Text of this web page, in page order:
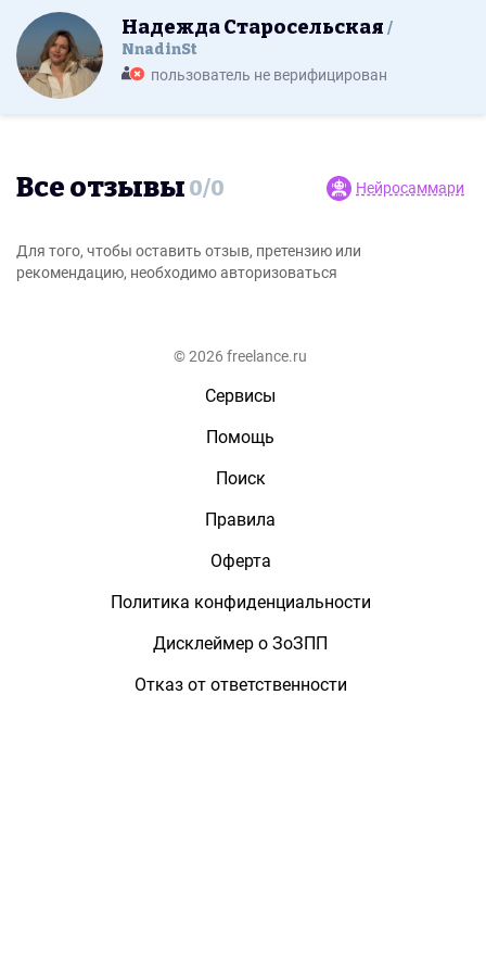
Надежда Старосельская
NnadinSt
пользователь не верифицирован
Все отзывы 0/0 Нейросаммари
Для того, чтобы оставить отзыв, претензию или
рекомендацию, необходимо авторизоваться
© 2026 freelance.ru
Сервисы
Помощь
Поиск
Правила
Оферта
Политика конфиденциальности
Дисклеймер о ЗоЗПП
Отказ от ответственности